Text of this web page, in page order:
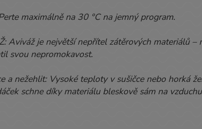
maximálně na 30 °C na jemný program.
Aviváž je největší nepřítel zátěrových materiálů
svou nepromokavost.
a nežehlit: Vysoké teploty v sušičce nebo horká
schne díky materiálu bleskově sám na